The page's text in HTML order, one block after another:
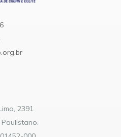
2391
Paulistano.